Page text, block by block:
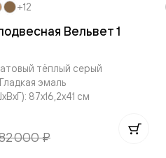
Вельвет 1
тёплый серый
эмаль
87x16,2x41 см
000 ₽
+12